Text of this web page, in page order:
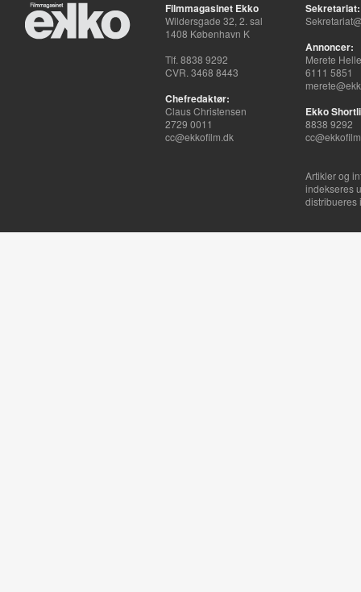
Filmmagasinet Ekko
Wildersgade 32, 2. sal
1408 København K
Tlf. 8838 9292
CVR. 3468 8443
Chefredaktør:
Claus Christensen
2729 0011
cc@ekkofilm.dk
Sekretariat:
Annoncer:
Merete
6111 5851
Ekko
8838 9292
Artikler og
indekseres
distribueres